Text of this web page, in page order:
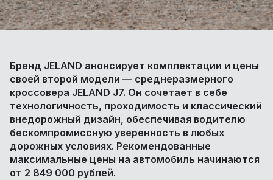
Бренд JELAND анонсирует комплектации и цены
своей второй модели — среднеразмерного
кроссовера JELAND J7. Он сочетает в себе
технологичность, проходимость и классический
внедорожный дизайн, обеспечивая водителю
бескомпромиссную уверенность в любых
дорожных условиях. Рекомендованные
максимальные цены на автомобиль начинаются
от 2 849 000 рублей.